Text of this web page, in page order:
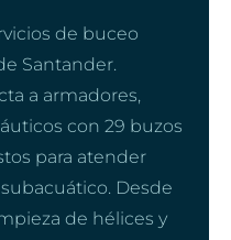
de buceo
Santander.
a armadores,
con 29 buzos
para atender
Desde
de hélices y